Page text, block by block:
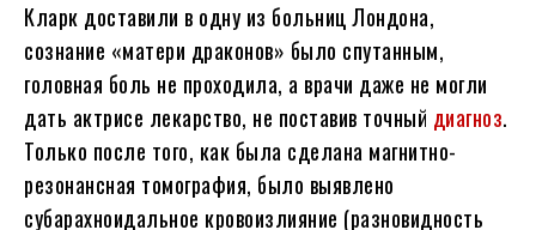
Кларк доставили в одну из больниц Лондона,
сознание «матери драконов» было спутанным,
головная боль не проходила, а врачи даже не могли
дать актрисе лекарство, не поставив точный диагноз.
Только после того, как была сделана магнитно-
резонансная томография, было выявлено
субарахноидальное кровоизлияние (разновидность